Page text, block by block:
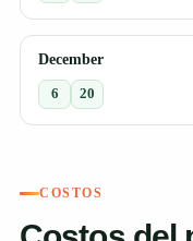
December
6 20
COSTOS